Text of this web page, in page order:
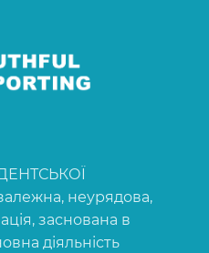
неурядова,
заснована в
діяльність